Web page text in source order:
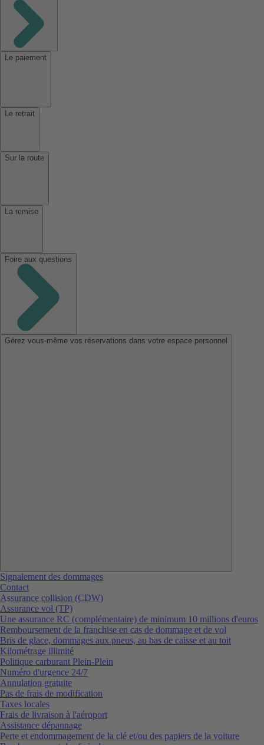
Le paiement
Le retrait
Sur la route
La remise
Foire aux questions
Gérez vous-même vos réservations dans votre espace personnel
Signalement des dommages
Contact
Assurance collision (CDW)
Assurance vol (TP)
Une assurance RC (complémentaire) de minimum 10 millions d'euros
Remboursement de la franchise en cas de dommage et de vol
Bris de glace, dommages aux pneus, au bas de caisse et au toit
Kilométrage illimité
Politique carburant Plein-Plein
Numéro d'urgence 24/7
Annulation gratuite
Pas de frais de modification
Taxes locales
Frais de livraison à l'aéroport
Assistance dépannage
Perte et endommagement de la clé et/ou des papiers de la voiture